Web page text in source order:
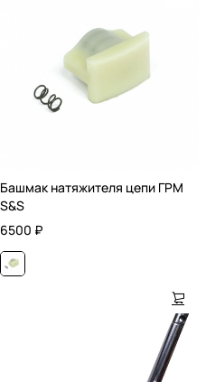
Башмак натяжителя цепи ГРМ
S&S
6500 ₽